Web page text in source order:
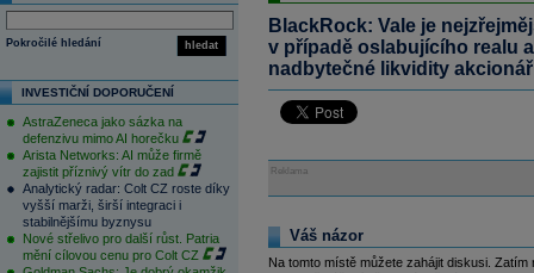
hledat
Pokročilé hledání
INVESTIČNÍ DOPORUČENÍ
AstraZeneca jako sázka na
defenzivu mimo AI horečku
Arista Networks: AI může firmě
zajistit příznivý vítr do zad
Analytický radar: Colt CZ roste díky
vyšší marži, širší integraci i
stabilnějšímu byznysu
Nové střelivo pro další růst. Patria
mění cílovou cenu pro Colt CZ
BlackRock: Vale je
v případě oslabujícího realu
nadbytečné likvidity
Reklama
Váš názor
Na tomto místě můžete zahájit diskusi.